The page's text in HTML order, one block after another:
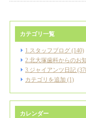
カテゴリ一覧
1.スタッフブログ (140)
2.北大塚歯科からのお
3.ジャイアンツ日記
カテゴリを追加 (1)
カレンダー